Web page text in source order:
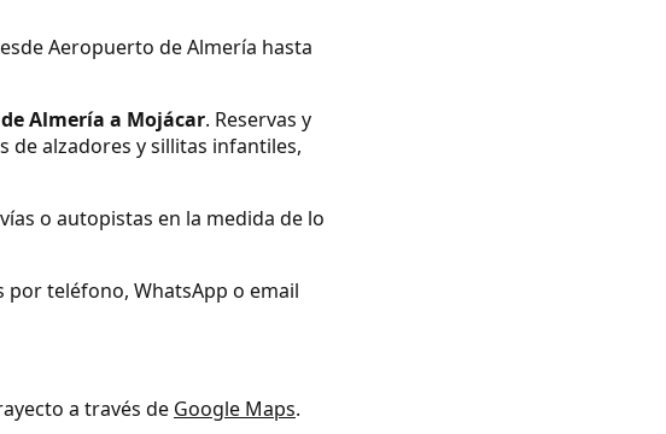
Aeropuerto de Almería hasta
Almería a Mojácar. Reservas y
de alzadores y sillitas infantiles,
o autopistas en la medida de lo
teléfono, WhatsApp o email
a través de Google Maps.